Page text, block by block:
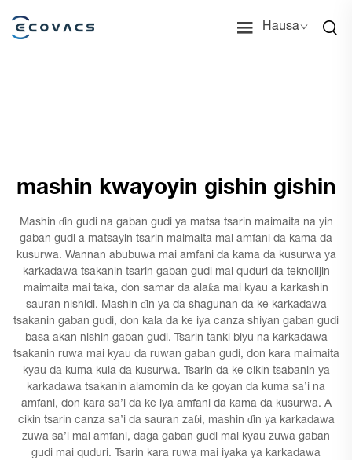
Hausa
mashin kwayoyin gishin gishin
Mashin ɗin gudi na gaban gudi ya matsa tsarin maimaita na yin
gaban gudi a matsayin tsarin maimaita mai amfani da kama da
kusurwa. Wannan abubuwa mai amfani da kama da kusurwa ya
karkadawa tsakanin tsarin gaban gudi mai quduri da teknolijin
maimaita mai taka, don samar da alaƙa mai kyau a karkashin
sauran nishidi. Mashin ɗin ya da shagunan da ke karkadawa
tsakanin gaban gudi, don kala da ke iya canza shiyan gaban gudi
basa akan nishin gaban gudi. Tsarin tanki biyu na karkadawa
tsakanin ruwa mai kyau da ruwan gaban gudi, don kara maimaita
kyau da kuma kula da kusurwa. Tsarin da ke cikin tsabanin ya
karkadawa tsakanin alamomin da ke goyan da kuma sa’i na
amfani, don kara sa’i da ke iya amfani da kama da kusurwa. A
cikin tsarin canza sa’i da sauran zaɓi, mashin ɗin ya karkadawa
zuwa sa’i mai amfani, daga gaban gudi mai kyau zuwa gaban
gudi mai quduri. Tsarin kara ruwa mai iyaka ya karkadawa